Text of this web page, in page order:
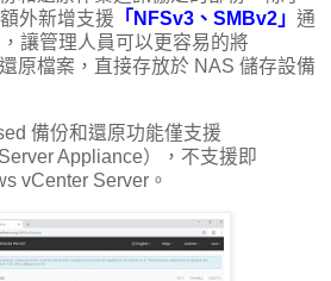
外新增支援 「NFSv3、SMBv2」 通
讓管理人員可以更容易的將
原檔案，直接存放於 NAS 儲存設備
備份和還原功能僅支援
Appliance），不支援即
vCenter Server。